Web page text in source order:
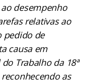
desempenho
relativas ao
pedido de
causa em
Trabalho da 18ª
as